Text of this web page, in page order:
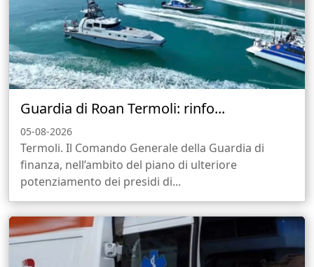
Guardia di Roan Termoli: rinfo...
05-08-2026
Termoli. Il Comando Generale della Guardia di
finanza, nell’ambito del piano di ulteriore
potenziamento dei presidi di...